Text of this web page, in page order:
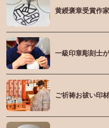
黄綬褒章受賞作
一級印章彫刻士
ご祈祷お祓い印材